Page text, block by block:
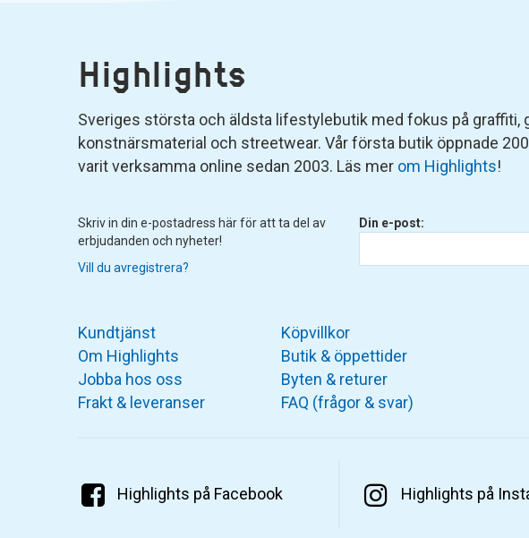
Highlights
Sveriges största och äldsta lifestylebutik med fokus på graffiti,
konstnärsmaterial och streetwear. Vår första butik öppnade
varit verksamma online sedan 2003. Läs mer om Highlights!
Skriv in din e-postadress här för att ta del av
erbjudanden och nyheter!
Vill du avregistrera?
Din e-post:
Kundtjänst
Om Highlights
Jobba hos oss
Frakt & leveranser
Köpvillkor
Butik & öppettider
Byten & returer
FAQ (frågor & svar)
Highlights på Facebook Highlights på